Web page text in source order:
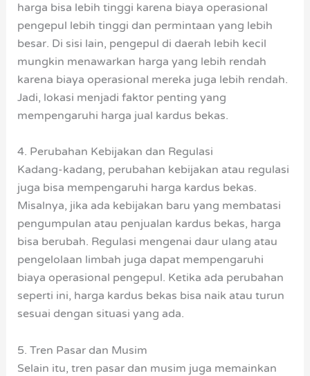
harga bisa lebih tinggi karena biaya operasional
pengepul lebih tinggi dan permintaan yang lebih
besar. Di sisi lain, pengepul di daerah lebih kecil
mungkin menawarkan harga yang lebih rendah
karena biaya operasional mereka juga lebih rendah.
Jadi, lokasi menjadi faktor penting yang
mempengaruhi harga jual kardus bekas.
4. Perubahan Kebijakan dan Regulasi
Kadang-kadang, perubahan kebijakan atau regulasi
juga bisa mempengaruhi harga kardus bekas.
Misalnya, jika ada kebijakan baru yang membatasi
pengumpulan atau penjualan kardus bekas, harga
bisa berubah. Regulasi mengenai daur ulang atau
pengelolaan limbah juga dapat mempengaruhi
biaya operasional pengepul. Ketika ada perubahan
seperti ini, harga kardus bekas bisa naik atau turun
sesuai dengan situasi yang ada.
5. Tren Pasar dan Musim
Selain itu, tren pasar dan musim juga memainkan